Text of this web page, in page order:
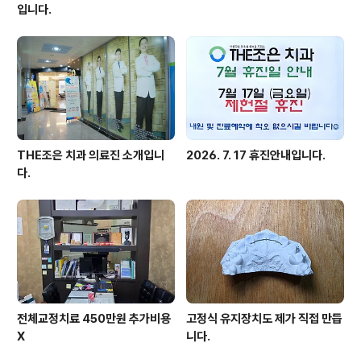
입니다.
THE조은 치과 의료진 소개입니
다.
2026. 7. 17 휴진안내입니다.
전체교정치료 450만원 추가비용
X
고정식 유지장치도 제가 직접 만듭
니다.